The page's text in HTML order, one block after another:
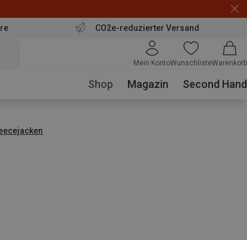
CO2e-reduzierter Versand
Mein KontoWunschlisteWarenkorb
Shop Magazin Second Hand